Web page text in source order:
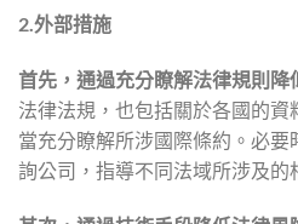
2.外部措施
首先，通過充分瞭解法律規則降
法律法規，也包括關於各國的
當充分瞭解所涉國際條約。必
詢公司，指導不同法域所涉及的